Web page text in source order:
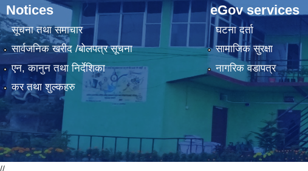
Notices
सूचना तथा समाचार
सार्वजनिक खरीद /बोलपत्र सूचना
एन, कानुन तथा निर्देशिका
कर तथा शुल्कहरु
eGov services
घटना दर्ता
सामाजिक सुरक्षा
नागरिक वडापत्र
//